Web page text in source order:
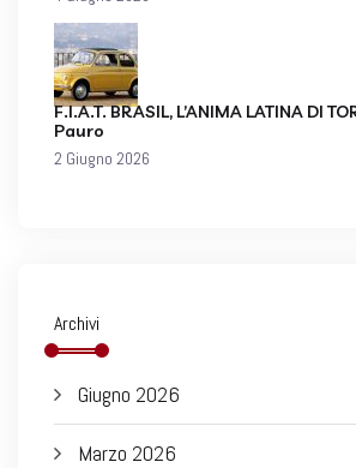
F.I.A.T. BRASIL, L’ANIMA LATINA DI
Pauro
2 Giugno 2026
Archivi
Giugno 2026
Marzo 2026